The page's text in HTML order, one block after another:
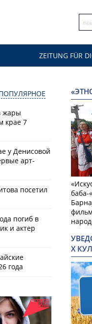
ZEITUNG FÜR
жары
крае 7
у Денисовой
арт-
посетил
погиб в
и актер
года
баба-
Х